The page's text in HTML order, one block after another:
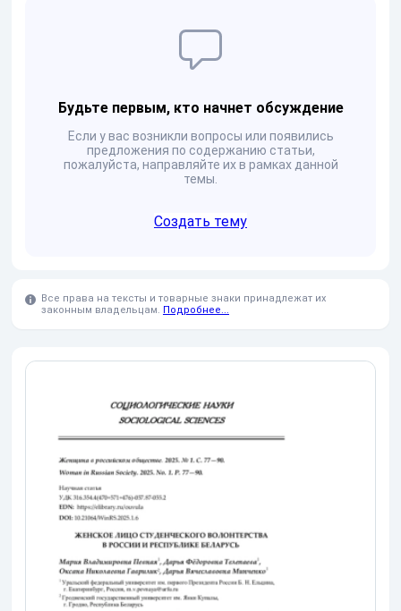
Будьте первым, кто начнет обсуждение
Если у вас возникли вопросы или появились
предложения по содержанию статьи,
пожалуйста, направляйте их в рамках данной
темы.
Создать тему
Все права на тексты и товарные знаки принадлежат их
законным владельцам. Подробнее...